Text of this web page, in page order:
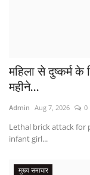
महिला से दुष्कर्म के
महीने...
Admin Aug 7, 2026 0
Lethal brick attack for
infant girl...
मुख्य समाचार